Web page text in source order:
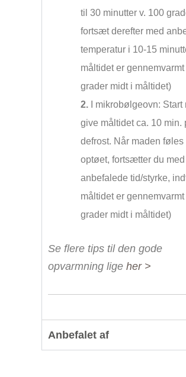
til 30 minutter v. 100
fortsæt derefter med
temperatur i 10-15
måltidet er gennemvarmt
grader midt i måltidet)
2.I mikrobølgeovn: Start
give måltidet ca. 10 min.
defrost. Når maden føles
optøet, fortsætter du med
anbefalede tid/styrke,
måltidet er gennemvarmt
grader midt i måltidet)
Se flere tips til den gode
opvarmning lige her >
Anbefalet af